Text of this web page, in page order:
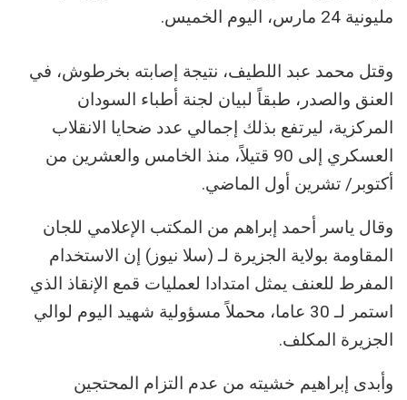
مليونية 24 مارس، اليوم الخميس.
وقتل محمد عبد اللطيف، نتيجة إصابته بخرطوش، في
العنق والصدر، طبقاً لبيان لجنة أطباء السودان
المركزية، ليرتفع بذلك إجمالي عدد ضحايا الانقلاب
العسكري إلى 90 قتيلاً، منذ الخامس والعشرين من
أكتوبر/ تشرين أول الماضي.
وقال ياسر أحمد إبراهم من المكتب الإعلامي للجان
المقاومة بولاية الجزيرة لـ (سلا نيوز) إن الاستخدام
المفرط للعنف يمثل امتدادا لعمليات قمع الإنقاذ الذي
استمر لـ 30 عاما، محملاً مسؤولية شهيد اليوم لوالي
الجزيرة المكلف.
وأبدى إبراهيم خشيته من عدم التزام المحتجين